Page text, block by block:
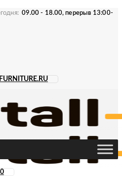
09.00 - 18.00, перерыв 13:00-